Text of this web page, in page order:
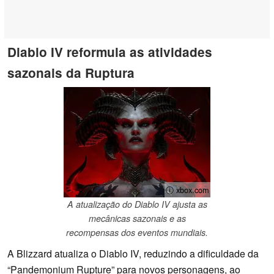
Diablo IV reformula as atividades
sazonais da Ruptura
ⓘ xbox.com
A atualização do Diablo IV ajusta as
mecânicas sazonais e as
recompensas dos eventos mundiais.
A Blizzard atualiza o Diablo IV, reduzindo a dificuldade da
“Pandemonium Rupture” para novos personagens, ao